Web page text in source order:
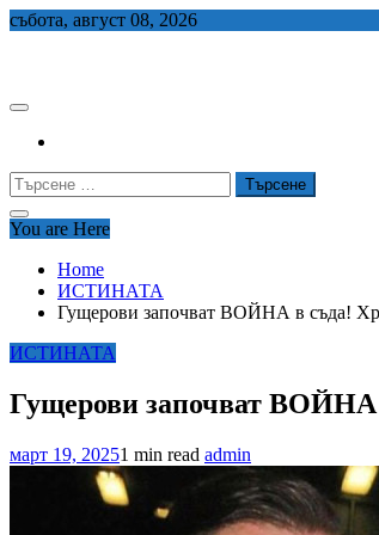
Skip
събота, август 08, 2026
Търсене
за:
You are Here
Home
ИСТИНАТА
Гущерови започват ВОЙНА в съда!
ИСТИНАТА
Гущерови започват ВОЙНА
март 19, 20251 min read admin